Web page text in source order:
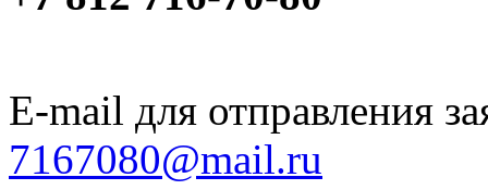
E-mail для отправления
7167080@mail.ru